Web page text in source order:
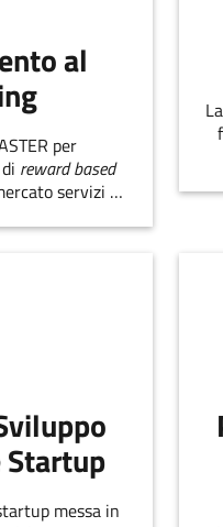
al
per
reward based
servizi e
Startup
messa in